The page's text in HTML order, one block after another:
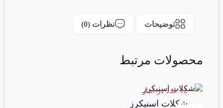
توضیحات نظرات (0)
محصولات مرتبط
12 عدد در انبار
شکلات اسنیکرز